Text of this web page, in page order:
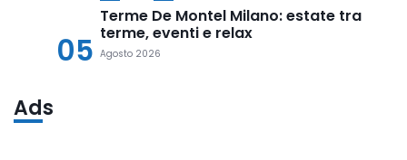
05
Terme De Montel Milano: estate tra
terme, eventi e relax
Agosto 2026
Ads